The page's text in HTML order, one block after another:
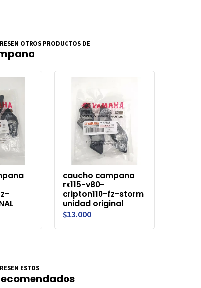
OTROS PRODUCTOS DE
caucho campana
rx115-v80-
cripton110-fz-storm
unidad original
$13.000
ESTOS